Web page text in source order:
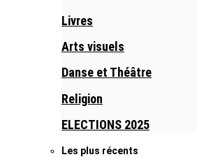
Livres
Arts visuels
Danse et Théâtre
Religion
ELECTIONS 2025
Les plus récents